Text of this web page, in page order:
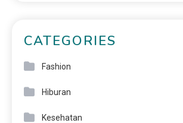
CATEGORIES
Fashion
Hiburan
Kesehatan